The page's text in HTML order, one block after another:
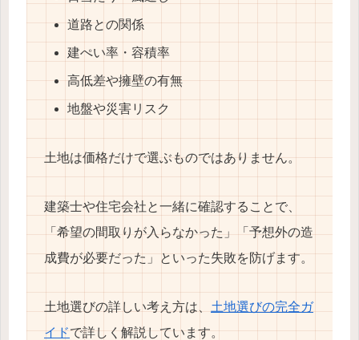
道路との関係
建ぺい率・容積率
高低差や擁壁の有無
地盤や災害リスク
土地は価格だけで選ぶものではありません。
建築士や住宅会社と一緒に確認することで、
「希望の間取りが入らなかった」「予想外の造
成費が必要だった」といった失敗を防げます。
土地選びの詳しい考え方は、 土地選びの完全ガ
イドで詳しく解説しています。